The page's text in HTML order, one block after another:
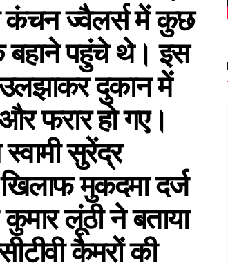
कंचन ज्वैलर्स में कुछ
बहाने पहुंचे थे। इस
उलझाकर दुकान में
फरार हो गए।
सुरेंद्र
मुकदमा दर्ज
लूंठी ने बताया
कैमरों की